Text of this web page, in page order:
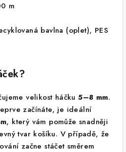
m
bavlna (oplet), PES
velikost háčku5–8 mm.
začínáte, je ideální
, který vám pomůže snadněji
tvar košíku. V případě, že
začne stáčet směrem